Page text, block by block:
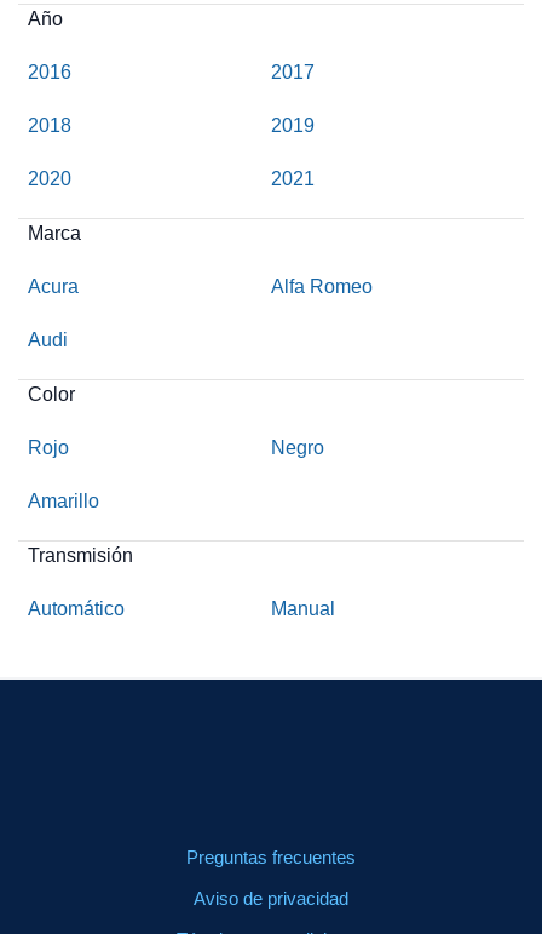
Año
2016 2017
2018 2019
2020 2021
Marca
Acura Alfa Romeo
Audi
Color
Rojo Negro
Amarillo
Transmisión
Automático Manual
Preguntas frecuentes
Aviso de privacidad